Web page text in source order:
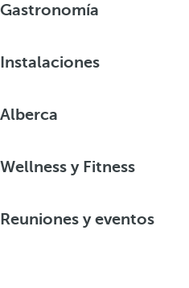
Gastronomía
Instalaciones
Alberca
Wellness y Fitness
Reuniones y eventos